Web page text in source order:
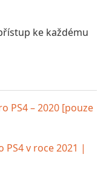
ke každému
PS4 – 2020 [pouze
PS4 v roce 2021 |